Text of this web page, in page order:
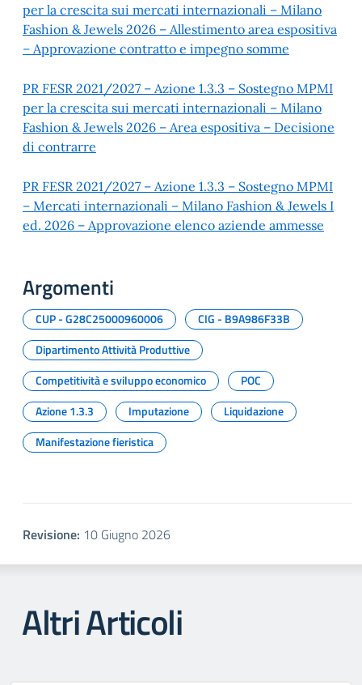
per la crescita sui mercati internazionali – Milano
Fashion & Jewels 2026 – Allestimento area espositiva
– Approvazione contratto e impegno somme
PR FESR 2021/2027 – Azione 1.3.3 – Sostegno MPMI
per la crescita sui mercati internazionali – Milano
Fashion & Jewels 2026 – Area espositiva – Decisione
di contrarre
PR FESR 2021/2027 – Azione 1.3.3 – Sostegno MPMI
– Mercati internazionali – Milano Fashion & Jewels I
ed. 2026 – Approvazione elenco aziende ammesse
Argomenti
CUP - G28C25000960006
CIG - B9A986F33B
Dipartimento Attività Produttive
Competitività e sviluppo economico
POC
Azione 1.3.3
Imputazione
Liquidazione
Manifestazione fieristica
Revisione: 10 Giugno 2026
Altri Articoli